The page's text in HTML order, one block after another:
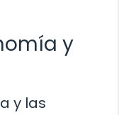
y
y las